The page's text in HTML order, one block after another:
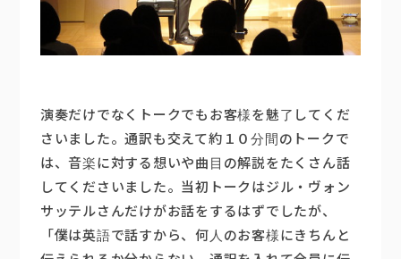
演奏だけでなくトークでもお客様を魅了してくだ
さいました。通訳も交えて約１０分間のトークで
は、音楽に対する想いや曲目の解説をたくさん話
してくださいました。当初トークはジル・ヴォン
サッテルさんだけがお話をするはずでしたが、
「僕は英語で話すから、何人のお客様にきちんと